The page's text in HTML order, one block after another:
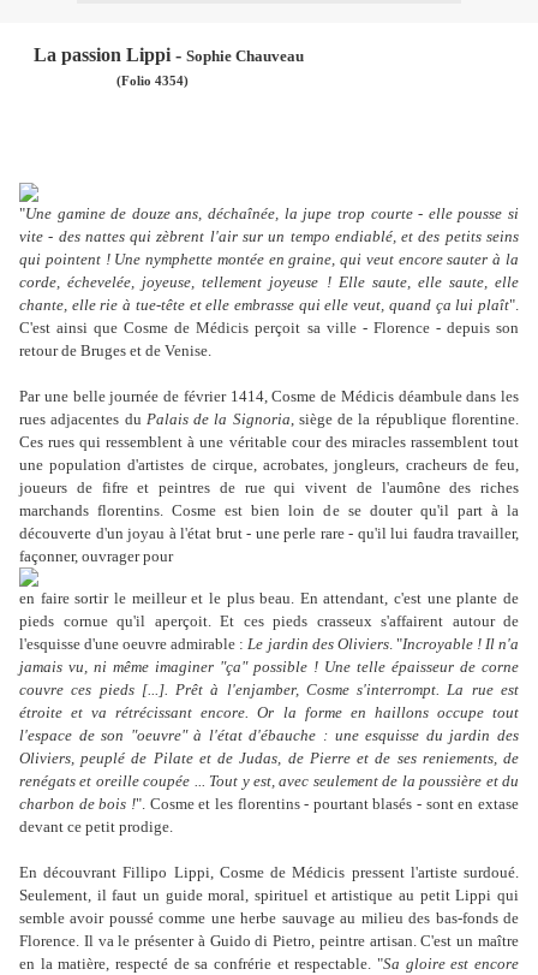
La passion Lippi - Sophie Chauveau
(Folio 4354)
"Une gamine de douze ans, déchaînée, la jupe trop courte - elle pousse si
vite - des nattes qui zèbrent l'air sur un tempo endiablé, et des petits seins
qui pointent ! Une nymphette montée en graine, qui veut encore sauter à la
corde, échevelée, joyeuse, tellement joyeuse ! Elle saute, elle saute, elle
chante, elle rie à tue-tête et elle embrasse qui elle veut, quand ça lui plaît".
C'est ainsi que Cosme de Médicis perçoit sa ville - Florence - depuis son
retour de Bruges et de Venise.
Par une belle journée de février 1414, Cosme de Médicis déambule dans les
rues adjacentes du Palais de la Signoria, siège de la république florentine.
Ces rues qui ressemblent à une véritable cour des miracles rassemblent tout
une population d'artistes de cirque, acrobates, jongleurs, cracheurs de feu,
joueurs de fifre et peintres de rue qui vivent de l'aumône des riches
marchands florentins. Cosme est bien loin de se douter qu'il part à la
découverte d'un joyau à l'état brut - une perle rare - qu'il lui faudra travailler,
façonner, ouvrager pour
en faire sortir le meilleur et le plus beau. En attendant, c'est une plante de
pieds cornue qu'il aperçoit. Et ces pieds crasseux s'affairent autour de
l'esquisse d'une oeuvre admirable :Le jardin des Oliviers. "Incroyable ! Il n'a
jamais vu, ni même imaginer "ça" possible ! Une telle épaisseur de corne
couvre ces pieds [...]. Prêt à l'enjamber, Cosme s'interrompt. La rue est
étroite et va rétrécissant encore. Or la forme en haillons occupe tout
l'espace de son "oeuvre" à l'état d'ébauche : une esquisse du jardin des
Oliviers, peuplé de Pilate et de Judas, de Pierre et de ses reniements, de
renégats et oreille coupée ... Tout y est, avec seulement de la poussière et du
charbon de bois !". Cosme et les florentins - pourtant blasés - sont en extase
devant ce petit prodige.
En découvrant Fillipo Lippi, Cosme de Médicis pressent l'artiste surdoué.
Seulement, il faut un guide moral, spirituel et artistique au petit Lippi qui
semble avoir poussé comme une herbe sauvage au milieu des bas-fonds de
Florence. Il va le présenter à Guido di Pietro, peintre artisan. C'est un maître
en la matière, respecté de sa confrérie et respectable. "Sa gloire est encore